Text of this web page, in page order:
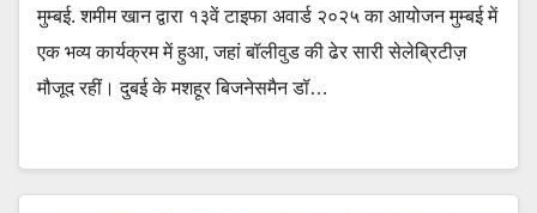
मुम्बई. शमीम खान द्वारा १३वें टाइफा अवार्ड २०२५ का आयोजन मुम्बई में
एक भव्य कार्यक्रम में हुआ, जहां बॉलीवुड की ढेर सारी सेलेब्रिटीज़
मौजूद रहीं। दुबई के मशहूर बिजनेसमैन डॉ…